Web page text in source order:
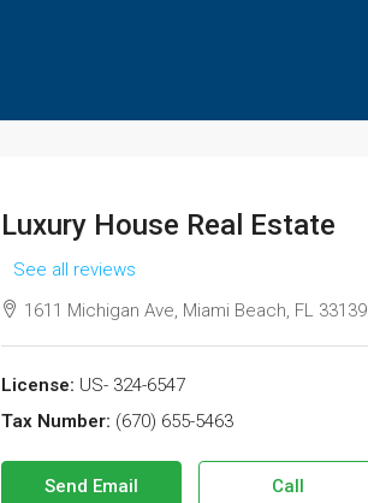
Luxury House Real Estate
See all reviews
1611 Michigan Ave, Miami Beach, FL 33139
License: US- 324-6547
Tax Number: (670) 655-5463
Send Email Call